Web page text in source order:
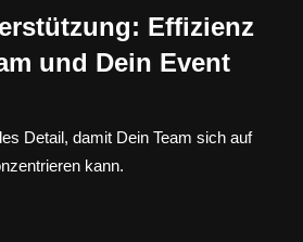
Effizienz
und Dein Event
Detail, damit Dein Team sich auf
kann.